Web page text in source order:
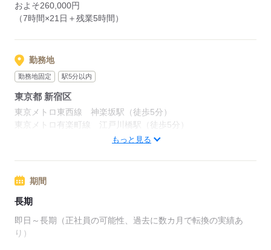
およそ260,000円
（7時間×21日＋残業5時間）
勤務地
勤務地固定 駅5分以内
東京都 新宿区
東京メトロ東西線 神楽坂駅（徒歩5分）
東京メトロ有楽町線 江戸川橋駅（徒歩5分）
都営大江戸線 牛込神楽坂駅（徒歩10分）
もっと見る
期間
長期
即日～長期（正社員の可能性、過去に数カ月で転換の実績あ
り）